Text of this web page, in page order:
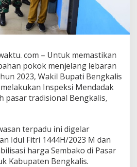
com – Untuk memastikan
pokok menjelang lebaran
2023, Wakil Bupati Bengkalis
Inspeksi Mendadak
pasar tradisional Bengkalis,
terpadu ini digelar
Idul Fitri 1444H/2023 M dan
harga Sembako di Pasar
Kabupaten Bengkalis.